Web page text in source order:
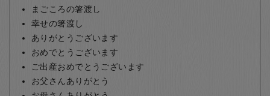
まごころの箸渡し
幸せの箸渡し
ありがとうございます
おめでとうございます
ご出産おめでとうございます
お父さんありがとう